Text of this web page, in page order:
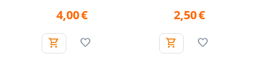
4,00€ 2,50€